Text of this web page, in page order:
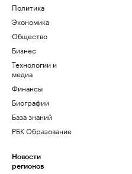
Политика
Экономика
Общество
Бизнес
Технологии и
медиа
Финансы
Биографии
База знаний
РБК Образование
Новости
регионов